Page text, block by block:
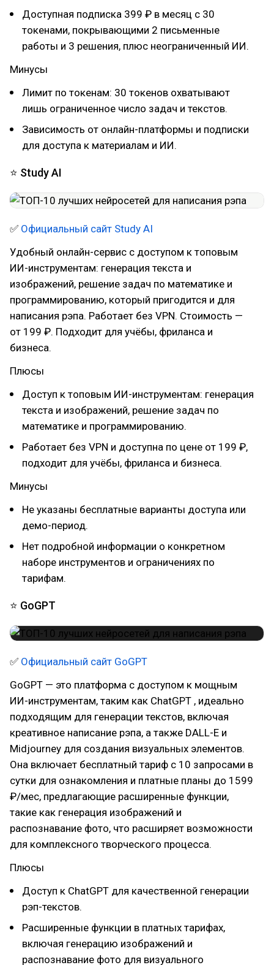
Доступная подписка 399 ₽ в месяц с 30
токенами, покрывающими 2 письменные
работы и 3 решения, плюс неограниченный ИИ.
Минусы
Лимит по токенам: 30 токенов охватывают
лишь ограниченное число задач и текстов.
Зависимость от онлайн-платформы и подписки
для доступа к материалам и ИИ.
⭐ Study AI
✅ Официальный сайт Study AI
Удобный онлайн-сервис с доступом к топовым
ИИ-инструментам: генерация текста и
изображений, решение задач по математике и
программированию, который пригодится и для
написания рэпа. Работает без VPN. Стоимость —
от 199 ₽. Подходит для учёбы, фриланса и
бизнеса.
Плюсы
Доступ к топовым ИИ-инструментам: генерация
текста и изображений, решение задач по
математике и программированию.
Работает без VPN и доступна по цене от 199 ₽,
подходит для учёбы, фриланса и бизнеса.
Минусы
Не указаны бесплатные варианты доступа или
демо-период.
Нет подробной информации о конкретном
наборе инструментов и ограничениях по
тарифам.
⭐ GoGPT
✅ Официальный сайт GoGPT
GoGPT — это платформа с доступом к мощным
ИИ-инструментам, таким как ChatGPT , идеально
подходящим для генерации текстов, включая
креативное написание рэпа, а также DALL-E и
Midjourney для создания визуальных элементов.
Она включает бесплатный тариф с 10 запросами в
сутки для ознакомления и платные планы до 1599
₽/мес, предлагающие расширенные функции,
такие как генерация изображений и
распознавание фото, что расширяет возможности
для комплексного творческого процесса.
Плюсы
Доступ к ChatGPT для качественной генерации
рэп-текстов.
Расширенные функции в платных тарифах,
включая генерацию изображений и
распознавание фото для визуального